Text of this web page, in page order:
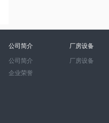
公司简介
公司简介
企业荣誉
厂房设备
厂房设备